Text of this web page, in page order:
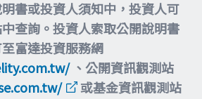
書或投資人須知中，投資人可
查詢。投資人索取公開說明書
富達投資服務網
、公開資訊觀測站
或基金資訊觀測站